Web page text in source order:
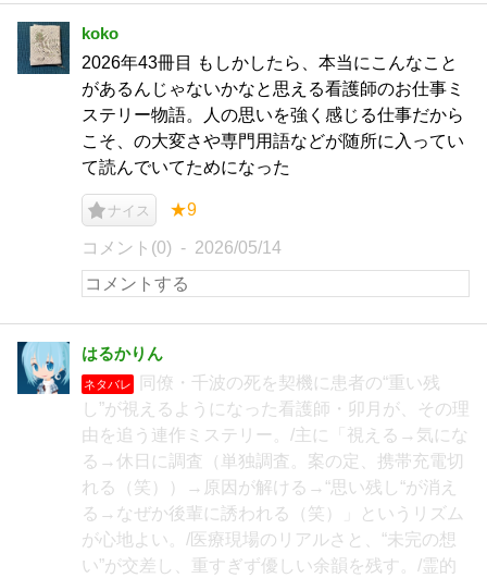
koko
2026年43冊目 もしかしたら、本当にこんなこと
があるんじゃないかなと思える看護師のお仕事ミ
ステリー物語。人の思いを強く感じる仕事だから
こそ、の大変さや専門用語などが随所に入ってい
て読んでいてためになった
ナイス ★9
コメント(0) 2026/05/14
はるかりん
ネタバレ
同僚・千波の死を契機に患者の“重い残
し”が視えるようになった看護師・卯月が、その理
由を追う連作ミステリー。/主に「視える→気にな
る→休日に調査（単独調査。案の定、携帯充電切
れる（笑））→原因が解ける→“思い残し“が消え
る→なぜか後輩に誘われる（笑）」というリズム
が心地よい。/医療現場のリアルさと、“未完の想
い”が交差し、重すぎず優しい余韻を残す。/霊的